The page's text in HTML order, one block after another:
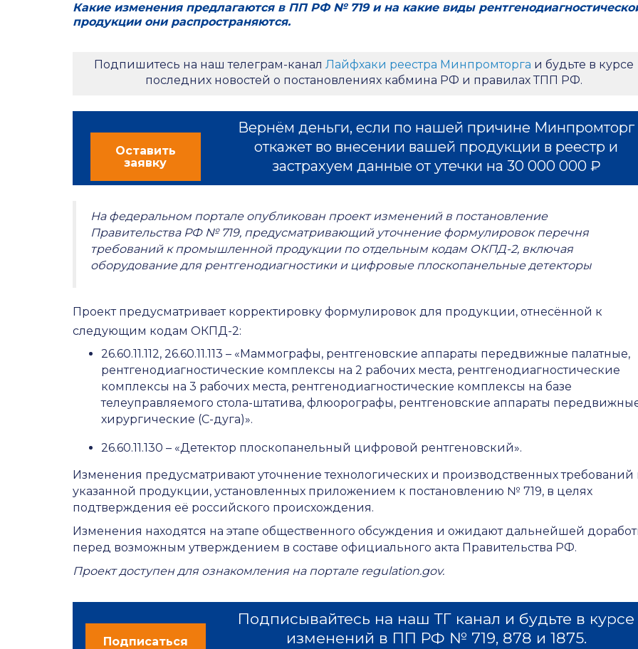
Какие изменения предлагаются в ПП РФ № 719 и на какие виды
продукции они распространяются.
Подпишитесь на наш телеграм-канал Лайфхаки реестра Минпромторга и будьте в курсе
последних новостей о постановлениях кабмина РФ и правилах ТПП РФ.
Оставить
заявку
Вернём деньги, если по нашей причине Минпромторг
откажет во внесении вашей продукции в реестр и
застрахуем данные от утечки на 30 000 000 ₽
На федеральном портале опубликован проект изменений в постановление
Правительства РФ № 719, предусматривающий уточнение формулировок перечня
требований к промышленной продукции по отдельным кодам ОКПД-2, включая
оборудование для рентгенодиагностики и цифровые плоскопанельные детекторы
Проект предусматривает корректировку формулировок для продукции, отнесённой к
следующим кодам ОКПД-2:
26.60.11.112, 26.60.11.113 – «Маммографы, рентгеновские аппараты передвижные палатные,
рентгенодиагностические комплексы на 2 рабочих места, рентгенодиагностические
комплексы на 3 рабочих места, рентгенодиагностические комплексы на базе
телеуправляемого стола-штатива, флюорографы, рентгеновские аппараты
хирургические (С-дуга)».
26.60.11.130 – «Детектор плоскопанельный цифровой рентгеновский».
Изменения предусматривают уточнение технологических и производственных требований
указанной продукции, установленных приложением к постановлению № 719, в целях
подтверждения её российского происхождения.
Изменения находятся на этапе общественного обсуждения и ожидают дальнейшей
перед возможным утверждением в составе официального акта Правительства РФ.
Проект доступен для ознакомления на портале regulation.gov.
Подписаться
Подписывайтесь на наш ТГ канал и будьте в курсе
изменений в ПП РФ № 719, 878 и 1875.